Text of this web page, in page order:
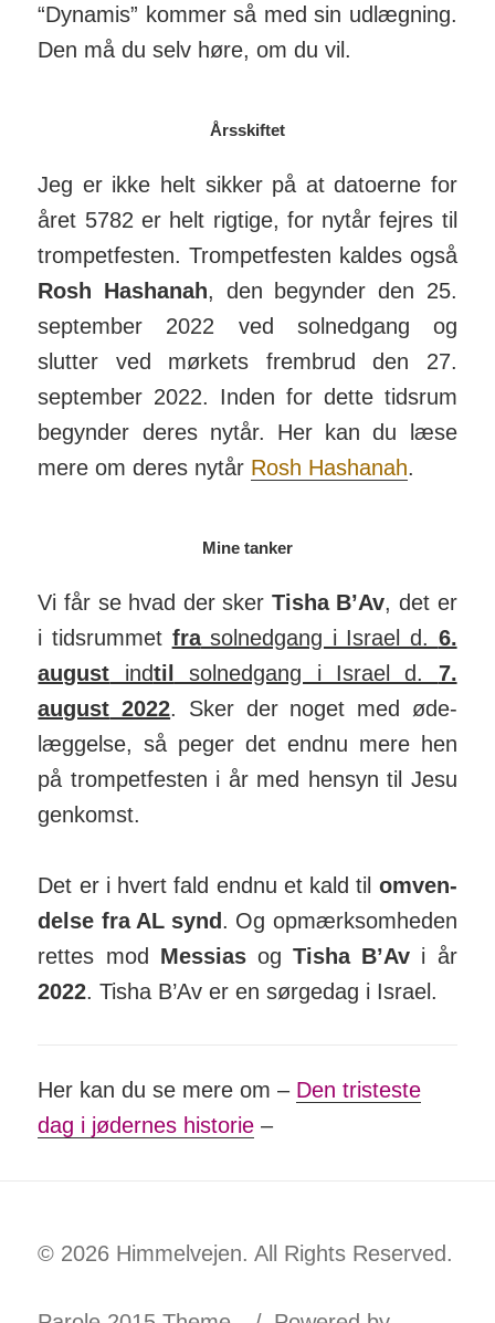
“Dynamis” kommer så med sin ud­læg­ning.
Den må du selv høre, om du vil.
Årsskiftet
Jeg er ikke helt sikker på at dato­erne for
året 5782 er helt rigtige, for nytår fejres til
trom­pet­festen. Trom­pet­festen kaldes også
Rosh Has­hanah, den be­gynder den 25.
sep­tember 2022 ved sol­ned­gang og
slutter ved mørkets frem­brud den 27.
september 2022. Inden for dette tidsrum
be­gynder deres nytår. Her kan du læse
mere om deres nytår Rosh Has­hanah.
Mine tanker
Vi får se hvad der sker Tisha B’Av, det er
i tids­rummet frasolnedgang i Israel d. 6.
au­gust indtil sol­ned­gang i Israel d. 7.
august 2022. Sker der noget med øde­
læg­gelse, så peger det endnu mere hen
på trom­pet­festen i år med hensyn til Jesu
gen­komst.
Det er i hvert fald endnu et kald til om­ven­
delse fra AL synd . Og op­mærk­som­heden
rettes mod MessiasogTisha B’Av i år
2022. Tisha B’Av er en sørge­dag i Israel.
Her kan du se mere om – Den tristeste
dag i jødernes historie –
© 2026 Himmelvejen. All Rights Reserved.